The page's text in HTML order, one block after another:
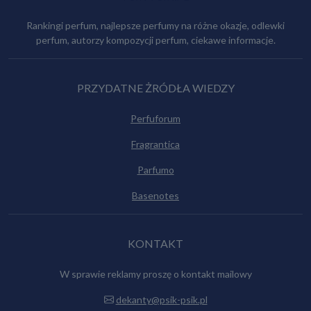
Rankingi perfum, najlepsze perfumy na różne okazje, odlewki
perfum, autorzy kompozycji perfum, ciekawe informacje.
PRZYDATNE ŻRÓDŁA WIEDZY
Perfuforum
Fragrantica
Parfumo
Basenotes
KONTAKT
W sprawie reklamy proszę o kontakt mailowy
dekanty@psik-psik.pl